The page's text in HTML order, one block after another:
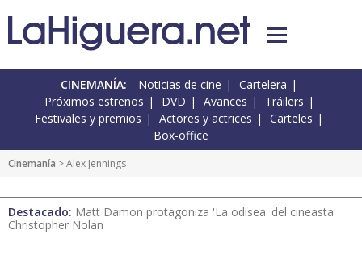
CINEMANÍA: Noticias de cine
Cartelera
Próximos estrenos
DVD Avances
Tráilers
Festivales y premios
Actores y actrices
Carteles
Box-office
Cinemanía > Alex Jennings
Destacado: Matt Damon protagoniza 'La odisea' del cineasta
Christopher Nolan